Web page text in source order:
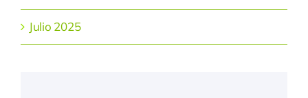
Julio 2025